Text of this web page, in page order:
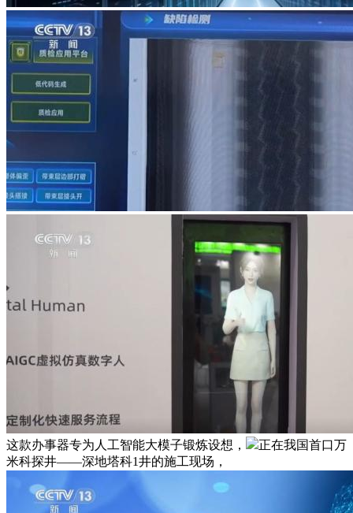
这款办事器专为人工智能大模子锻炼设想，
正在我国首口万
米科探井——深地塔科1井的施工现场，